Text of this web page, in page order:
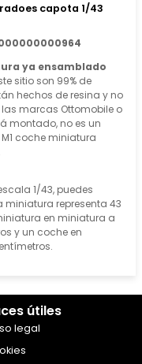
capota 1/43
ya ensamblado
sitio son 99% de
hechos de resina y no
marcas Ottomobile o
montado, no es un
coche miniatura
1/43, puedes
miniatura representa 43
en miniatura a
y un coche en
útiles
legal